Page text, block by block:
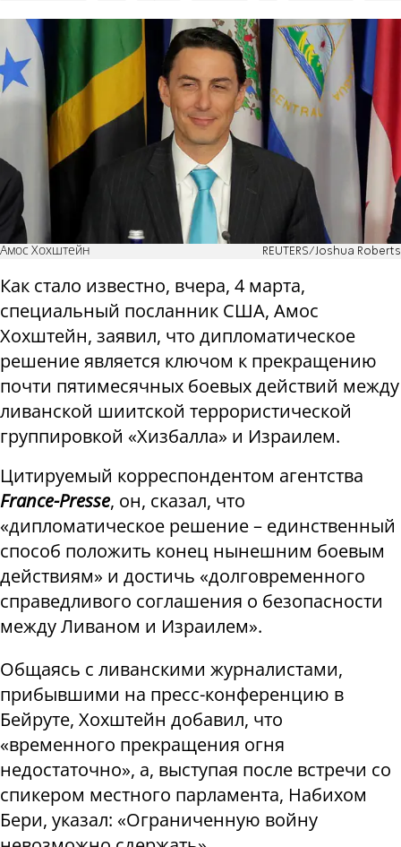
Амос Хохштейн REUTERS/Joshua Roberts
Как стало известно, вчера, 4 марта,
специальный посланник США, Амос
Хохштейн, заявил, что дипломатическое
решение является ключом к прекращению
почти пятимесячных боевых действий между
ливанской шиитской террористической
группировкой «Хизбалла» и Израилем.
Цитируемый корреспондентом агентства
France-Presse, он, сказал, что
«дипломатическое решение – единственный
способ положить конец нынешним боевым
действиям» и достичь «долговременного
справедливого соглашения о безопасности
между Ливаном и Израилем».
Общаясь с ливанскими журналистами,
прибывшими на пресс-конференцию в
Бейруте, Хохштейн добавил, что
«временного прекращения огня
недостаточно», а, выступая после встречи со
спикером местного парламента, Набихом
Бери, указал: «Ограниченную войну